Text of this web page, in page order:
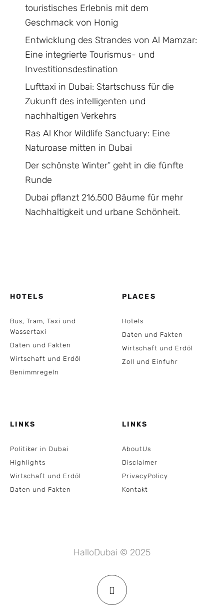
touristisches Erlebnis mit dem
Geschmack von Honig
Entwicklung des Strandes von Al Mamzar:
Eine integrierte Tourismus- und
Investitionsdestination
Lufttaxi in Dubai: Startschuss für die
Zukunft des intelligenten und
nachhaltigen Verkehrs
Ras Al Khor Wildlife Sanctuary: Eine
Naturoase mitten in Dubai
Der schönste Winter“ geht in die fünfte
Runde
Dubai pflanzt 216.500 Bäume für mehr
Nachhaltigkeit und urbane Schönheit.
HOTELS
Bus, Tram, Taxi und
Wassertaxi
Daten und Fakten
Wirtschaft und Erdöl
Benimmregeln
PLACES
Hotels
Daten und Fakten
Wirtschaft und Erdöl
Zoll und Einfuhr
LINKS
Politiker in Dubai
Highlights
Wirtschaft und Erdöl
Daten und Fakten
LINKS
AboutUs
Disclaimer
PrivacyPolicy
Kontakt
HalloDubai © 2025